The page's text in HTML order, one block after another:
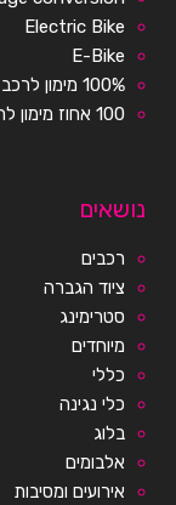
נושאים
רכבים
ציוד הגברה
סטרימינג
מיוחדים
כללי
כלי נגינה
בלוג
אלבומים
אירועים ומסיבות
Electric Bike
E-Bike
100% מימון לרכב
100 אחוז מימון לרכב